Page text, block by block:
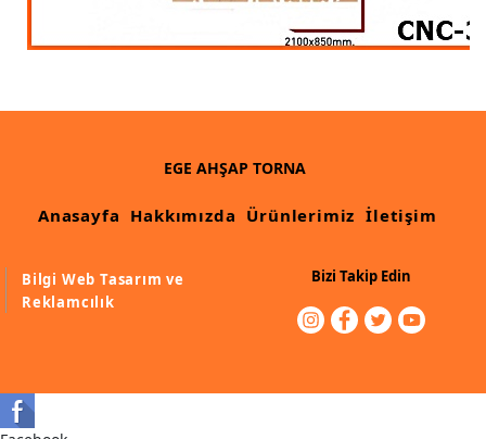
Muz Dilimi Rozet, Piramit İmalatı, Modelleri
Ahşap Saçak Çıta İmalatı Modelleri
Ahşap Korniş Modelleri
Ham Ahşap Avangard Masa Ayakları İmalatı Modelleri
Ham Ahşap Avangard Sehpa, Sandalye, Puf Ayakları İmalatı,
EGE AHŞAP TORNA
Anasayfa Hakkımızda Ürünlerimiz İletişim
Bilgi Web Tasarım ve
Reklamcılık
Bizi Takip Edin